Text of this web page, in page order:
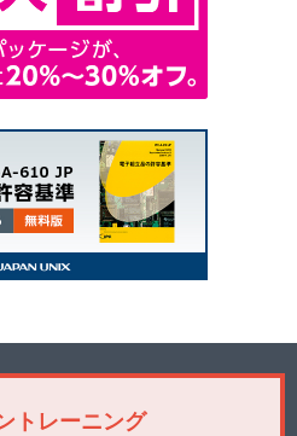
トレーニング